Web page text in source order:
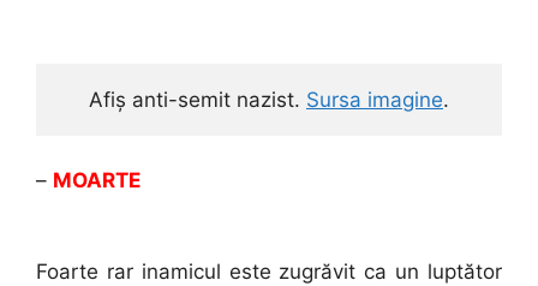
Afiș anti-semit nazist. Sursa imagine.
– MOARTE
Foarte rar inamicul este zugrăvit ca un luptător